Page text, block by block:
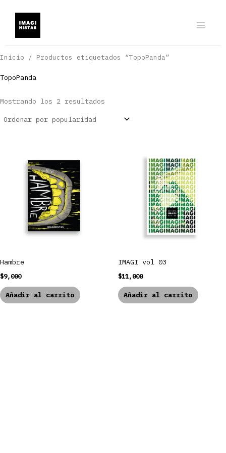
contenido
Inicio / Productos etiquetados “TopoPanda”
TopoPanda
Mostrando los 2 resultados
Hambre
$9,000
Añadir al carrito
IMAGI vol 03
$11,000
Añadir al carrito